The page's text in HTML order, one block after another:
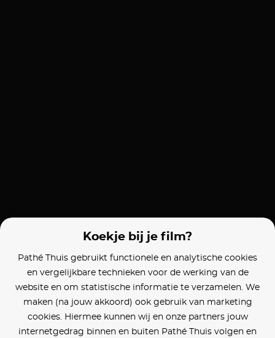
Koekje bij je film?
Pathé Thuis gebruikt functionele en analytische cookies
en vergelijkbare technieken voor de werking van de
website en om statistische informatie te verzamelen. We
maken (na jouw akkoord) ook gebruik van marketing
cookies. Hiermee kunnen wij en onze partners jouw
internetgedrag binnen en buiten Pathé Thuis volgen en